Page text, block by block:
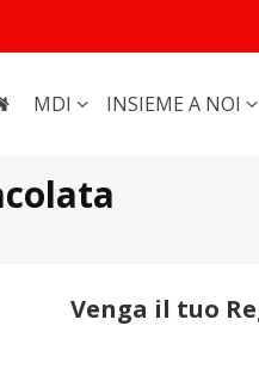
MDI INSIEME A NOI
Venga il tuo